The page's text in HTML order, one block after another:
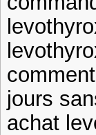
jours
achat